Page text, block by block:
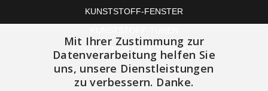
KUNSTSTOFF-FENSTER
FENSTERMONTAGE ZUBEHÖR
Mit Ihrer Zustimmung zur
Datenverarbeitung helfen Sie
uns, unsere Dienstleistungen
zu verbessern. Danke.